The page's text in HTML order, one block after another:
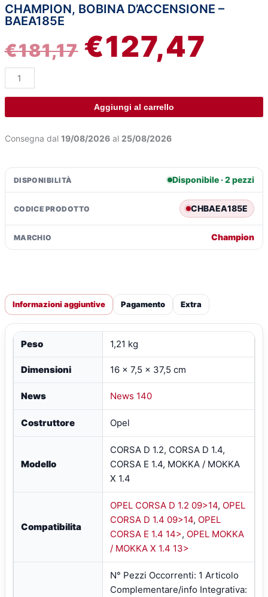
CHAMPION, BOBINA D’ACCENSIONE –
BAEA185E
€181,17
IL
PREZZO
ERA:
€127,47
IL
È:
Champion,
bobina
-
quantità
Aggiungi al carrello
Consegna dal 19/08/2026al 25/08/2026
DISPONIBILITÀ Disponibile · 2 pezzi
CODICE PRODOTTO CHBAEA185E
MARCHIO Champion
Informazioni aggiuntive Pagamento Extra
Peso 1,21 kg
Dimensioni 16 × 7,5 × 37,5 cm
News News 140
Costruttore Opel
Modello
CORSA D 1.2, CORSA D 1.4,
CORSA E 1.4, MOKKA / MOKKA
X 1.4
Compatibilita
OPEL CORSA D 1.2 09>14, OPEL
CORSA D 1.4 09>14, OPEL
CORSA E 1.4 14>, OPEL MOKKA
/ MOKKA X 1.4 13>
N° Pezzi Occorrenti: 1 Articolo
Complementare/info Integrativa: